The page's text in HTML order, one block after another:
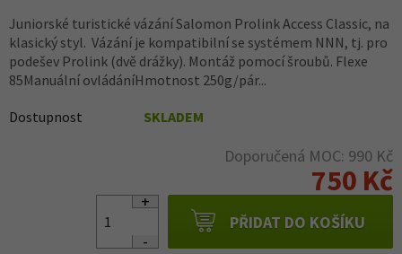
Juniorské turistické vázání Salomon Prolink Access Classic, na
klasický styl. Vázání je kompatibilní se systémem NNN, tj. pro
podešev Prolink (dvě drážky). Montáž pomocí šroubů. Flexe
85Manuální ovládáníHmotnost 250g/pár...
Dostupnost SKLADEM
Doporučená MOC: 990 Kč
750 Kč
PŘIDAT DO KOŠÍKU